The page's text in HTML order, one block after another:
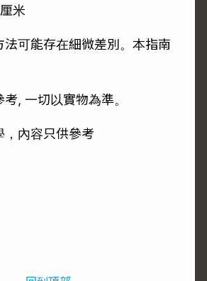
米
法可能存在細微差別。本指南
, 一切以實物為準。
，內容只供參考